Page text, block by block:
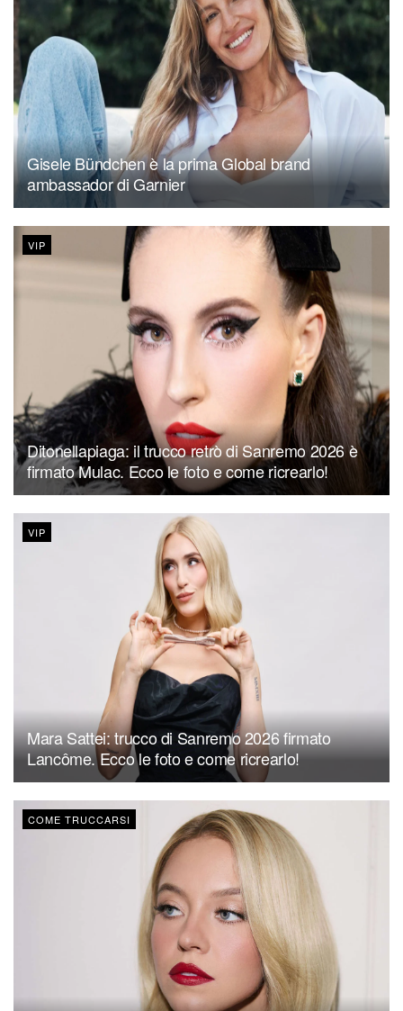
Gisele Bündchen è la prima Global brand
ambassador di Garnier
VIP
Ditonellapiaga: il trucco retrò di Sanremo 2026 è
firmato Mulac. Ecco le foto e come ricrearlo!
VIP
Mara Sattei: trucco di Sanremo 2026 firmato
Lancôme. Ecco le foto e come ricrearlo!
COME TRUCCARSI